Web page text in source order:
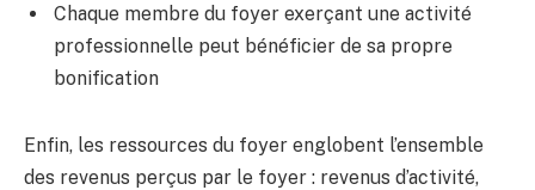
Chaque membre du foyer exerçant une activité
professionnelle peut bénéficier de sa propre
bonification
Enfin, les ressources du foyer englobent l’ensemble
des revenus perçus par le foyer : revenus d’activité,